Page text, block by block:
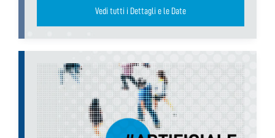
Vedi tutti i Dettagli e le Date